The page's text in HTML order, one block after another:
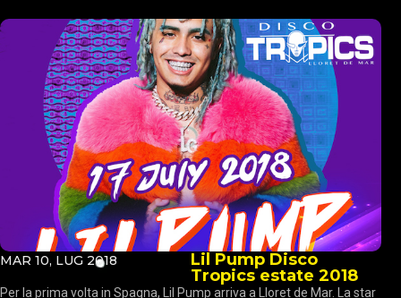
MAR 10, LUG 2018
Lil Pump Disco
Tropics estate 2018
Per la prima volta in Spagna, Lil Pump arriva a Lloret de Mar. La star